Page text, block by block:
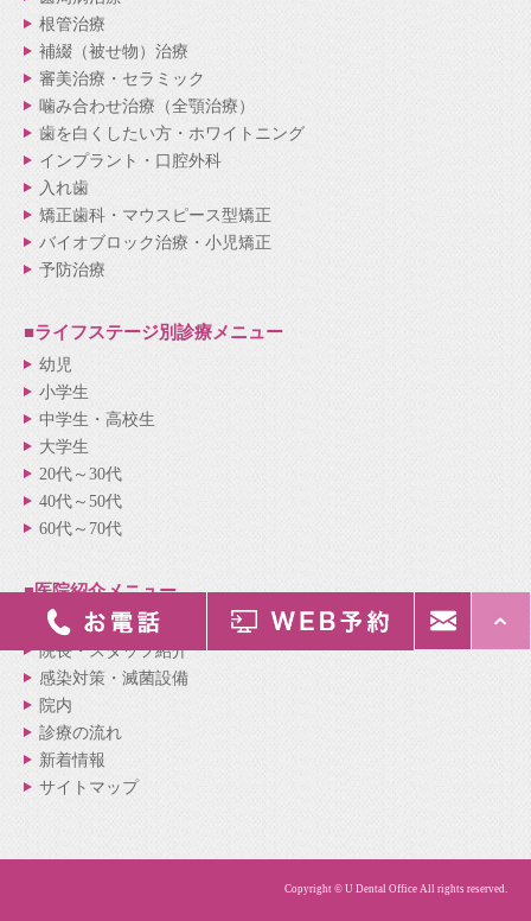
根管治療
補綴（被せ物）治療
審美治療・セラミック
噛み合わせ治療（全顎治療）
歯を白くしたい方・ホワイトニング
インプラント・口腔外科
入れ歯
矯正歯科・マウスピース型矯正
バイオブロック治療・小児矯正
予防治療
■ライフステージ別診療メニュー
幼児
小学生
中学生・高校生
大学生
20代～30代
40代～50代
60代～70代
■医院紹介メニュー
医院紹介
院長・スタッフ紹介
感染対策・滅菌設備
院内
診療の流れ
新着情報
サイトマップ
Copyright © U Dental Office All rights reserved.